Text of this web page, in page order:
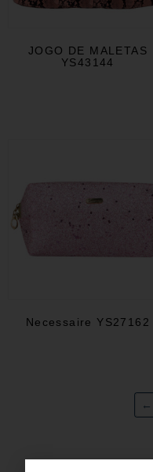
JOGO DE MALETAS
YS43144
Necessaire YS27162
←